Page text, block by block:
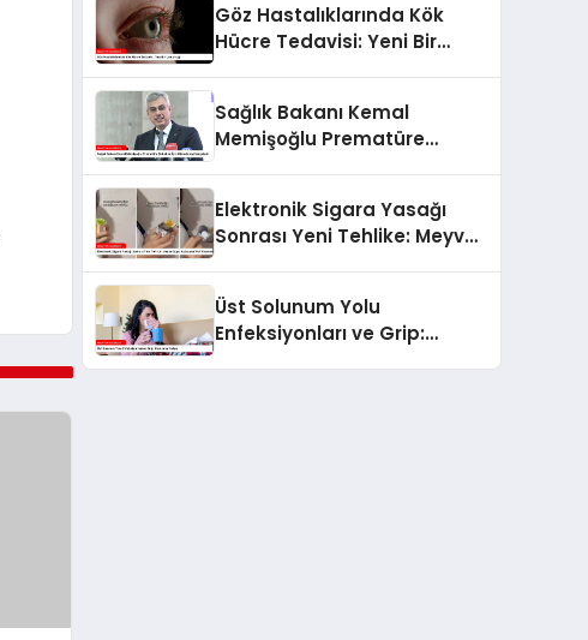
Göz Hastalıklarında Kök
Hücre Tedavisi: Yeni Bir
Sağlık Bakanı Kemal
Memişoğlu Prematüre
Elektronik Sigara Yasağı
Sonrası Yeni Tehlike: Meyve
Üst Solunum Yolu
Enfeksiyonları ve Grip: